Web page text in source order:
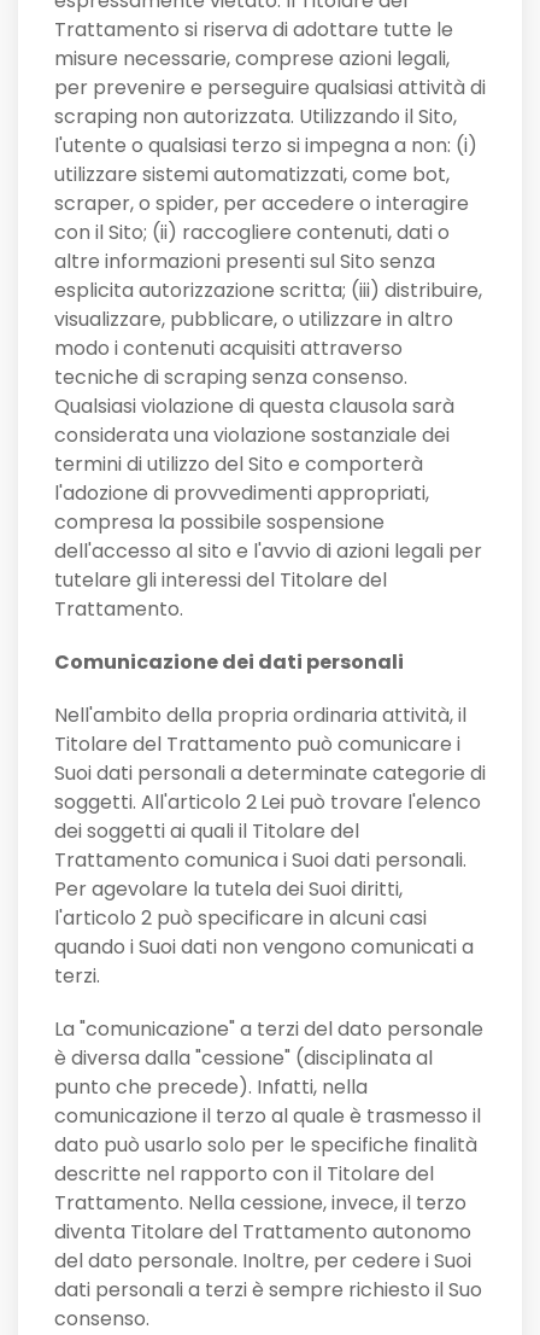
Trattamento si riserva di adottare tutte le
misure necessarie, comprese azioni legali,
per prevenire e perseguire qualsiasi attività di
scraping non autorizzata. Utilizzando il Sito,
l'utente o qualsiasi terzo si impegna a non: (i)
utilizzare sistemi automatizzati, come bot,
scraper, o spider, per accedere o interagire
con il Sito; (ii) raccogliere contenuti, dati o
altre informazioni presenti sul Sito senza
esplicita autorizzazione scritta; (iii) distribuire,
visualizzare, pubblicare, o utilizzare in altro
modo i contenuti acquisiti attraverso
tecniche di scraping senza consenso.
Qualsiasi violazione di questa clausola sarà
considerata una violazione sostanziale dei
termini di utilizzo del Sito e comporterà
l'adozione di provvedimenti appropriati,
compresa la possibile sospensione
dell'accesso al sito e l'avvio di azioni legali per
tutelare gli interessi del Titolare del
Trattamento.
Comunicazione dei dati personali
Nell'ambito della propria ordinaria attività, il
Titolare del Trattamento può comunicare i
Suoi dati personali a determinate categorie di
soggetti. All'articolo 2Lei può trovare l'elenco
dei soggetti ai quali il Titolare del
Trattamento comunica i Suoi dati personali.
Per agevolare la tutela dei Suoi diritti,
l'articolo 2 può specificare in alcuni casi
quando i Suoi dati non vengono comunicati a
terzi.
La "comunicazione" a terzi del dato personale
è diversa dalla "cessione" (disciplinata al
punto che precede). Infatti, nella
comunicazione il terzo al quale è trasmesso il
dato può usarlo solo per le specifiche finalità
descritte nel rapporto con il Titolare del
Trattamento. Nella cessione, invece, il terzo
diventa Titolare del Trattamento autonomo
del dato personale. Inoltre, per cedere i Suoi
dati personali a terzi è sempre richiesto il Suo
consenso.